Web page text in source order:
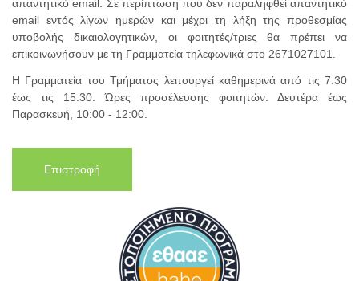
απαντητικό email. Σε περίπτωση που δεν παραληφθεί απαντητικό
email εντός λίγων ημερών και μέχρι τη λήξη της προθεσμίας
υποβολής δικαιολογητικών, οι φοιτητές/τριες θα πρέπει να
επικοινωνήσουν με τη Γραμματεία τηλεφωνικά στο 2671027101.
Η Γραμματεία του Τμήματος λειτουργεί καθημερινά από τις 7:30
έως τις 15:30. Ώρες προσέλευσης φοιτητών: Δευτέρα έως
Παρασκευή, 10:00 - 12:00.
Επιστροφή